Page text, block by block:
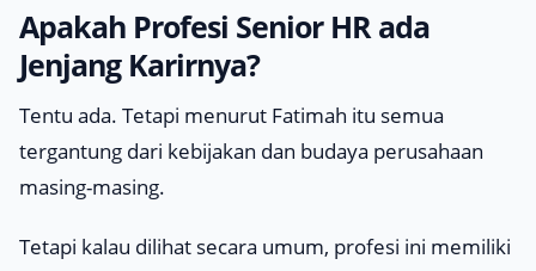
Apakah Profesi Senior HR ada
Jenjang Karirnya?
Tentu ada. Tetapi menurut Fatimah itu semua
tergantung dari kebijakan dan budaya perusahaan
masing-masing.
Tetapi kalau dilihat secara umum, profesi ini memiliki